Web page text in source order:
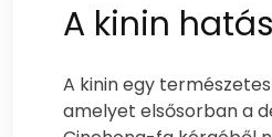
A kinin
A kinin egy
amelyet elsősorban a